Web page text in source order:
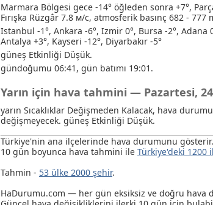
Marmara Bölgesi gece -14° öğleden sonra +7°,
Fırışka Rüzgâr 7.8 м/с, atmosferik basınç 682 - 777
Istanbul -1°, Ankara -6°, Izmir 0°, Bursa -2°, Adana
Antalya +3°, Kayseri -12°, Diyarbakır -5°
güneş Etkinliği Düşük.
gündoğumu 06:41, gün batımı 19:01.
Yarın için hava tahmini — Pazartesi,
yarın Sıcaklıklar Değişmeden Kalacak, hava
değişmeyecek. güneş Etkinliği Düşük.
Türkiye'nin ana ilçelerinde hava durumunu gösterir.
10 gün boyunca hava tahmini ile Türkiye'deki 1200
Tahmin - 53 ülke 2000 şehir.
HaDurumu.com — her gün eksiksiz ve doğru hava